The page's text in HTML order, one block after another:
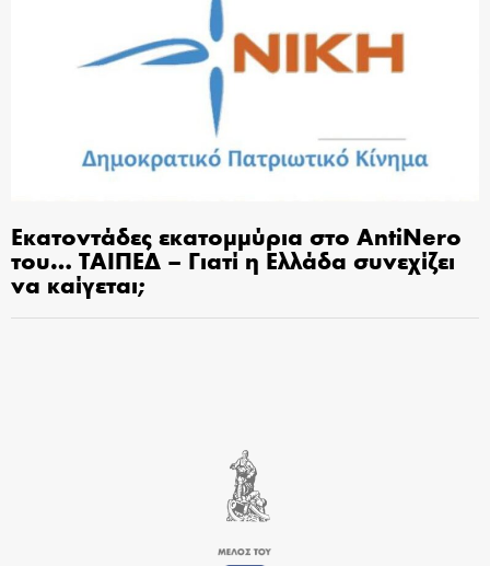
Εκατοντάδες εκατομμύρια στο AntiNero
του… ΤΑΙΠΕΔ – Γιατί η Ελλάδα συνεχίζει
να καίγεται;